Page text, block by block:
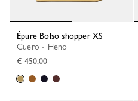
Épure Bolso shopper XS
Cuero - Heno
€ 450,00